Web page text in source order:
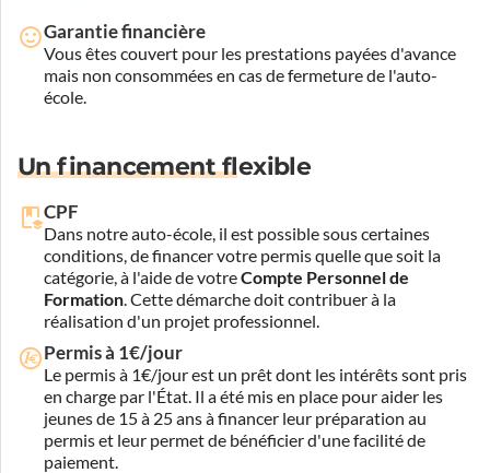
Garantie financière
Vous êtes couvert pour les prestations payées d'avance
mais non consommées en cas de fermeture de l'auto-
école.
Un financement flexible
CPF
Dans notre auto-école, il est possible sous certaines
conditions, de financer votre permis quelle que soit la
catégorie, à l'aide de votreCompte Personnel de
Formation. Cette démarche doit contribuer à la
réalisation d'un projet professionnel.
Permis à 1€/jour
Le permis à 1€/jour est un prêt dont les intérêts sont pris
en charge par l'État. Il a été mis en place pour aider les
jeunes de 15 à 25 ans à financer leur préparation au
permis et leur permet de bénéficier d'une facilité de
paiement.